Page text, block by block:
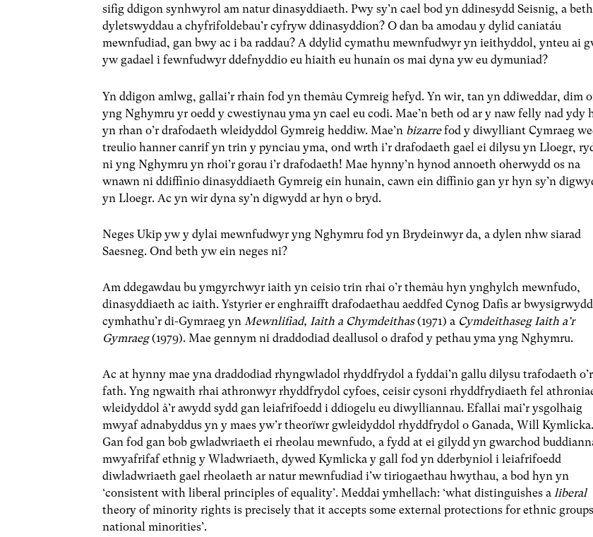
sifig ddigon synhwyrol am natur dinasyddiaeth. Pwy sy’n cael bod yn ddinesydd Seisnig, a
dyletswyddau a chyfrifoldebau’r cyfryw ddinasyddion? O dan ba amodau y dylid caniatáu
mewnfudiad, gan bwy ac i ba raddau? A ddylid cymathu mewnfudwyr yn ieithyddol, ynteu ai
yw gadael i fewnfudwyr ddefnyddio eu hiaith eu hunain os mai dyna yw eu dymuniad?
Yn ddigon amlwg, gallai’r rhain fod yn themâu Cymreig hefyd. Yn wir, tan yn ddiweddar, dim
yng Nghymru yr oedd y cwestiynau yma yn cael eu codi. Mae’n beth od ar y naw felly nad ydy
yn rhan o’r drafodaeth wleidyddol Gymreig heddiw. Mae’n bizarrefod y diwylliant Cymraeg
treulio hanner canrif yn trin y pynciau yma, ond wrth i’r drafodaeth gael ei dilysu yn Lloegr,
ni yng Nghymru yn rhoi’r gorau i’r drafodaeth! Mae hynny’n hynod annoeth oherwydd os na
wnawn ni ddiffinio dinasyddiaeth Gymreig ein hunain, cawn ein diffinio gan yr hyn sy’n
yn Lloegr. Ac yn wir dyna sy’n digwydd ar hyn o bryd.
Neges Ukip yw y dylai mewnfudwyr yng Nghymru fod yn Brydeinwyr da, a dylen nhw siarad
Saesneg. Ond beth yw ein neges ni?
Am ddegawdau bu ymgyrchwyr iaith yn ceisio trin rhai o’r themâu hyn ynghylch mewnfudo,
dinasyddiaeth ac iaith. Ystyrier er enghraifft drafodaethau aeddfed Cynog Dafis ar bwysigrwydd
cymhathu’r di-Gymraeg ynMewnlifiad, Iaith a Chymdeithas(1971) a Cymdeithaseg Iaith a’r
Gymraeg(1979). Mae gennym ni draddodiad deallusol o drafod y pethau yma yng Nghymru.
Ac at hynny mae yna draddodiad rhyngwladol rhyddfrydol a fyddai’n gallu dilysu trafodaeth o’r
fath. Yng ngwaith rhai athronwyr rhyddfrydol cyfoes, ceisir cysoni rhyddfrydiaeth fel
wleidyddol â’r awydd sydd gan leiafrifoedd i ddiogelu eu diwylliannau. Efallai mai’r ysgolhaig
mwyaf adnabyddus yn y maes yw’r theorïwr gwleidyddol rhyddfrydol o Ganada, Will Kymlicka.
Gan fod gan bob gwladwriaeth ei rheolau mewnfudo, a fydd at ei gilydd yn gwarchod
mwyafrifaf ethnig y Wladwriaeth, dywed Kymlicka y gall fod yn dderbyniol i leiafrifoedd
diwladwriaeth gael rheolaeth ar natur mewnfudiad i’w tiriogaethau hwythau, a bod hyn yn
‘consistent with liberal principles of equality’. Meddai ymhellach: ‘what distinguishes aliberal
theory of minority rights is precisely that it accepts some external protections for ethnic
national minorities’.